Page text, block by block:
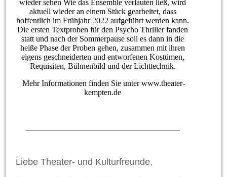
wieder sehen Wie das Ensemble verlauten ließ, wird
aktuell wieder an einem Stück gearbeitet, dass
hoffentlich im Frühjahr 2022 aufgeführt werden kann.
Die ersten Textproben für den Psycho Thriller fanden
statt und nach der Sommerpause soll es dann in die
heiße Phase der Proben gehen, zusammen mit ihren
eigens geschneiderten und entworfenen Kostümen,
Requisiten, Bühnenbild und der Lichttechnik.
Mehr Informationen finden Sie unter www.theater-
kempten.de
Liebe Theater- und Kulturfreunde,